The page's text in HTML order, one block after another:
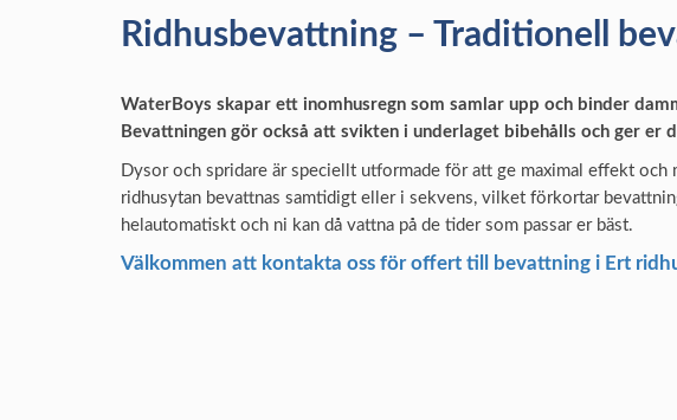
Ridhusbevattning – Traditionell
WaterBoys skapar ett inomhusregn som samlar upp och binder
Bevattningen gör också att svikten i underlaget bibehålls och ger er
Dysor och spridare är speciellt utformade för att ge maximal effekt
ridhusytan bevattnas samtidigt eller i sekvens, vilket förkortar
helautomatiskt och ni kan då vattna på de tider som passar er bäst.
Välkommen att kontakta oss för offert till bevattning i Ert